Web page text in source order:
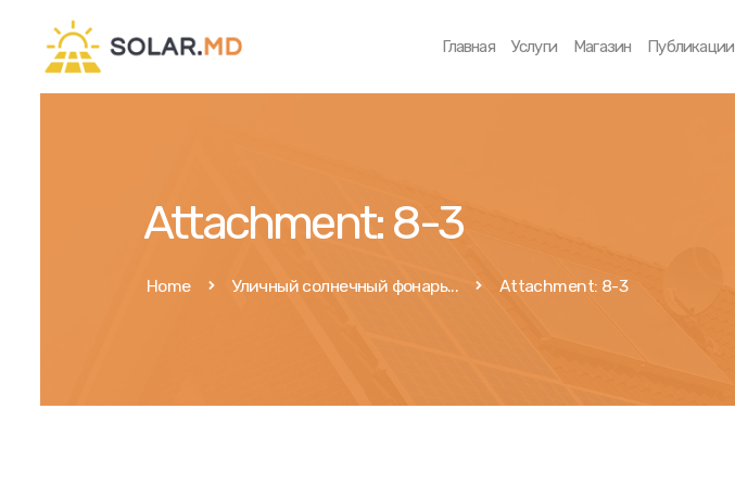
Главная Услуги Магазин Публикации
Attachment: 8-3
Home Уличный солнечный фонарь... Attachment: 8-3
Румынский